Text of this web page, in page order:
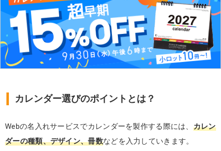
カレンダー選びのポイントとは？
Webの名入れサービスでカレンダーを製作する際には、 カレン
ダーの種類、デザイン、冊数などを入力していきます。